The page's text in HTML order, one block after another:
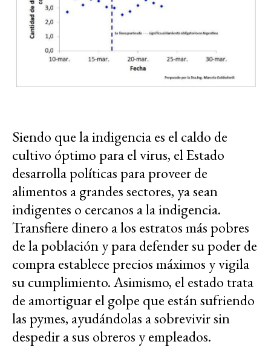
Siendo que la indigencia es el caldo de
cultivo óptimo para el virus, el Estado
desarrolla políticas para proveer de
alimentos a grandes sectores, ya sean
indigentes o cercanos a la indigencia.
Transfiere dinero a los estratos más pobres
de la población y para defender su poder de
compra establece precios máximos y vigila
su cumplimiento. Asimismo, el estado trata
de amortiguar el golpe que están sufriendo
las pymes, ayudándolas a sobrevivir sin
despedir a sus obreros y empleados.